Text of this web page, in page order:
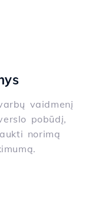
vaidmenį
pobūdį,
norimą